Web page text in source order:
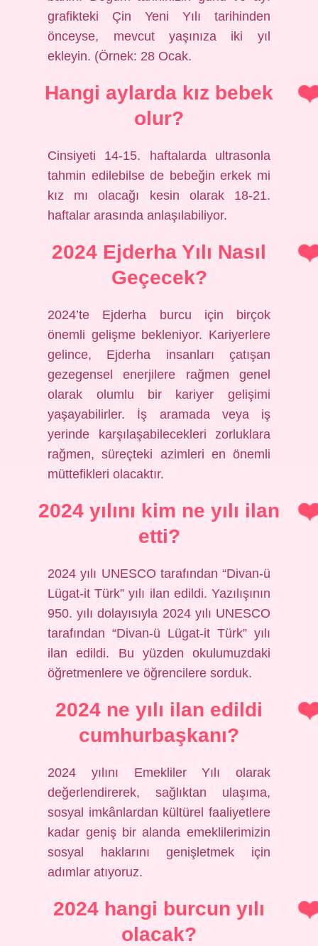
grafikteki Çin Yeni Yılı tarihinden
önceyse, mevcut yaşınıza iki yıl
ekleyin. (Örnek: 28 Ocak.
Hangi aylarda kız bebek
olur?
Cinsiyeti 14-15. haftalarda ultrasonla
tahmin edilebilse de bebeğin erkek mi
kız mı olacağı kesin olarak 18-21.
haftalar arasında anlaşılabiliyor.
2024 Ejderha Yılı Nasıl
Geçecek?
2024’te Ejderha burcu için birçok
önemli gelişme bekleniyor. Kariyerlere
gelince, Ejderha insanları çatışan
gezegensel enerjilere rağmen genel
olarak olumlu bir kariyer gelişimi
yaşayabilirler. İş aramada veya iş
yerinde karşılaşabilecekleri zorluklara
rağmen, süreçteki azimleri en önemli
müttefikleri olacaktır.
2024 yılını kim ne yılı ilan
etti?
2024 yılı UNESCO tarafından “Divan-ü
Lügat-it Türk” yılı ilan edildi. Yazılışının
950. yılı dolayısıyla 2024 yılı UNESCO
tarafından “Divan-ü Lügat-it Türk” yılı
ilan edildi. Bu yüzden okulumuzdaki
öğretmenlere ve öğrencilere sorduk.
2024 ne yılı ilan edildi
cumhurbaşkanı?
2024 yılını Emekliler Yılı olarak
değerlendirerek, sağlıktan ulaşıma,
sosyal imkânlardan kültürel faaliyetlere
kadar geniş bir alanda emeklilerimizin
sosyal haklarını genişletmek için
adımlar atıyoruz.
2024 hangi burcun yılı
olacak?